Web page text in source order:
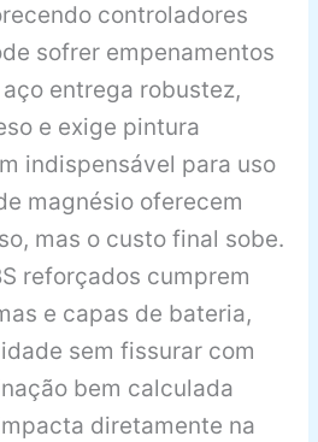
controladores
sofrer empenamentos
entrega robustez,
e exige pintura
indispensável para uso
magnésio oferecem
mas o custo final sobe.
reforçados cumprem
e capas de bateria,
sem fissurar com
bem calculada
diretamente na